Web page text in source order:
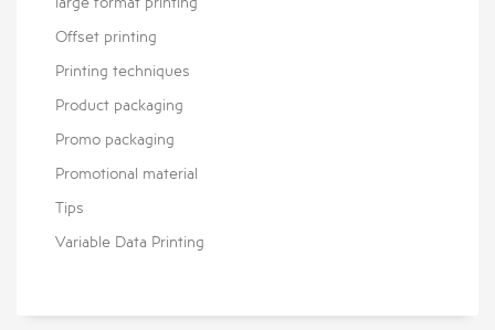
large format printing
Offset printing
Printing techniques
Product packaging
Promo packaging
Promotional material
Tips
Variable Data Printing